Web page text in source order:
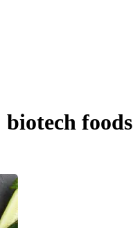
biotech foods